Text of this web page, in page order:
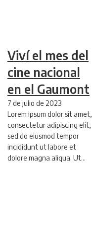
Viví el mes del
cine nacional
en el Gaumont
7 de julio de 2023
Lorem ipsum dolor sit amet,
consectetur adipiscing elit,
sed do eiusmod tempor
incididunt ut labore et
dolore magna aliqua. Ut…